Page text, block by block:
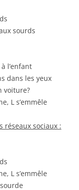
sourds
l’enfant
dans les yeux
voiture?
L s’emmêle
réseaux sociaux :
L s’emmêle